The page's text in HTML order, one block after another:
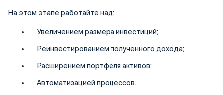
На этом этапе работайте над:
Увеличением размера инвестиций;
Реинвестированием полученного дохода;
Расширением портфеля активов;
Автоматизацией процессов.